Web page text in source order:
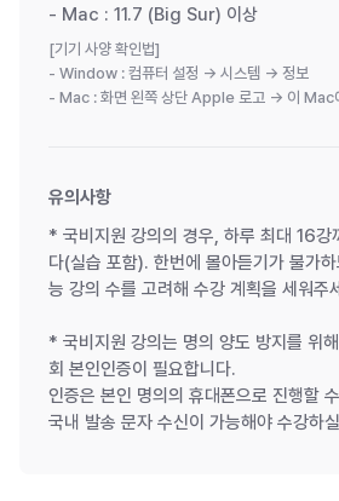
- Mac : 11.7 (Big Sur) 이상
[기기 사양 확인법]
- Window : 컴퓨터 설정 → 시스템 → 정보
- Mac : 화면 왼쪽 상단 Apple 로고 → 이 Mac
유의사항
* 국비지원 강의의 경우, 하루 최대 16강
다(실습 포함). 한번에 몰아듣기가 불가
능 강의 수를 고려해 수강 계획을 세워주
* 국비지원 강의는 명의 양도 방지를 위
회 본인인증이 필요합니다.
인증은 본인 명의의 휴대폰으로 진행할
국내 발송 문자 수신이 가능해야 수강하